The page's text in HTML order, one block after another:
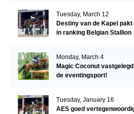
Tuesday, March 12
Destiny van de Kapel pakt
in ranking Belgian Stallion
Monday, March 4
Magic Coconut
de eventingsport!
Tuesday, January 16
AES goed